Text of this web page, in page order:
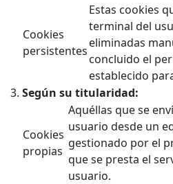
Cookies
persistentes
Estas cookies
terminal del
eliminadas
concluido el
establecido
Según su titularidad:
Cookies
propias
Aquéllas que se
usuario desde un
gestionado por el
que se presta el
usuario.